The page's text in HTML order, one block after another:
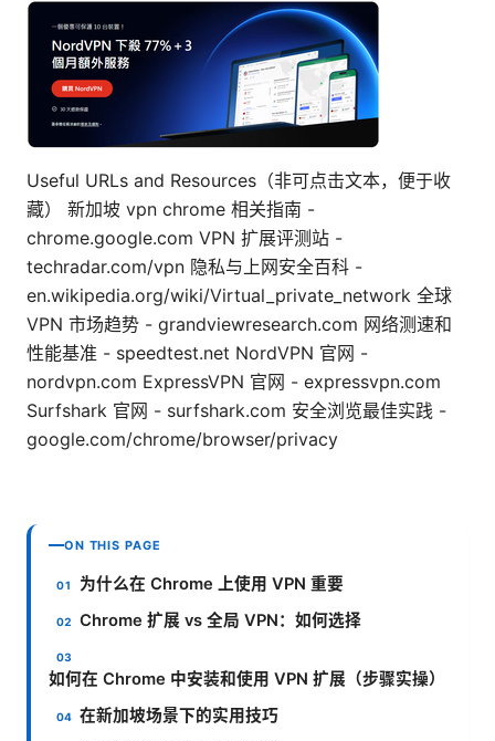
Useful URLs and Resources（非可点击文本，便于收
藏） 新加坡 vpn chrome 相关指南 -
chrome.google.com VPN 扩展评测站 -
techradar.com/vpn 隐私与上网安全百科 -
en.wikipedia.org/wiki/Virtual_private_network 全球
VPN 市场趋势 - grandviewresearch.com 网络测速和
性能基准 - speedtest.net NordVPN 官网 -
nordvpn.com ExpressVPN 官网 - expressvpn.com
Surfshark 官网 - surfshark.com 安全浏览最佳实践 -
google.com/chrome/browser/privacy
ON THIS PAGE
为什么在 Chrome 上使用 VPN 重要
Chrome 扩展 vs 全局 VPN：如何选择
如何在 Chrome 中安装和使用 VPN 扩展（步骤实操）
在新加坡场景下的实用技巧